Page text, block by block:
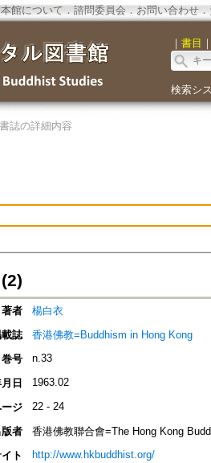
本館について ． 諮問委員会． お問い合わせ．
｜ 書目 ｜
検索シ
書誌の詳細内容
著者
楊白衣
誌
香港佛教=Buddhism in Hong Kong
巻号
n.33
日 1963.02
ジ 22 - 24
者
香港佛教聯合會=The Hong Kong
ト
http://www.hkbuddhist.org/